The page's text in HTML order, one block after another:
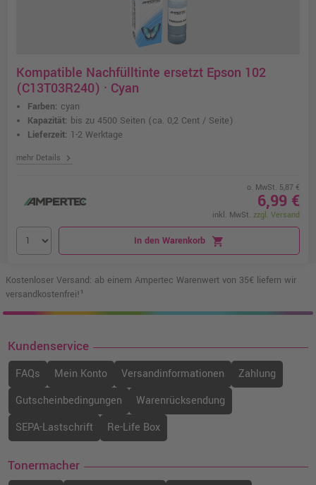
Kompatible Nachfülltinte ersetzt Epson 102
(C13T03R240) · Cyan
Farben: cyan
Kapazität: bis zu 4500 Seiten (ca. 0,2 Cent / Seite)
Lieferzeit: 1-2 Werktage
mehr Details chevron_right
o. MwSt. 5,87 €
6,99 €
inkl. MwSt. zzgl. Versand
In den Warenkorb shopping_cart
Kostenloser Versand: ab einem Ampertec Warenwert von 35€ liefern wir
versandkostenfrei!¹
Kundenservice
FAQs Mein Konto Versandinformationen
Zahlung
Gutscheinbedingungen
Warenrücksendung
SEPA-Lastschrift
Re-Life Box
Tonermacher